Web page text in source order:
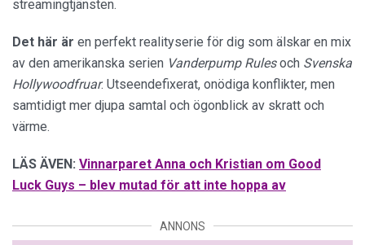
streamingtjänsten.
Det här är en perfekt realityserie för dig som älskar en mix
av den amerikanska serien Vanderpump Rulesoch Svenska
Hollywoodfruar. Utseendefixerat, onödiga konflikter, men
samtidigt mer djupa samtal och ögonblick av skratt och
värme.
LÄS ÄVEN: Vinnarparet Anna och Kristian om Good
Luck Guys – blev mutad för att inte hoppa av
ANNONS